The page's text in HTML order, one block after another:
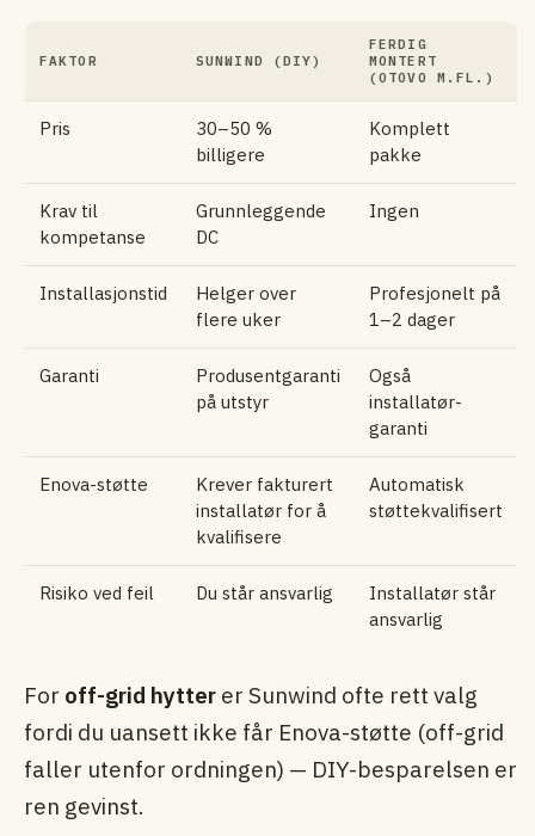
FAKTOR SUNWIND (DIY)
FERDIG
MONTERT
(OTOVO M.FL.)
Pris
30–50 %
billigere
Komplett
pakke
Krav til
kompetanse
Grunnleggende
DC
Ingen
Installasjonstid
Helger over
flere uker
Profesjonelt på
1–2 dager
Garanti
Produsentgaranti
på utstyr
Også
installatør­
garanti
Enova-støtte
Krever fakturert
installatør for å
kvalifisere
Automatisk
støttekvalifisert
Risiko ved feil Du står ansvarlig
Installatør står
ansvarlig
For off-grid hytter er Sunwind ofte rett valg
fordi du uansett ikke får Enova-støtte (off-grid
faller utenfor ordningen) — DIY-besparelsen er
ren gevinst.